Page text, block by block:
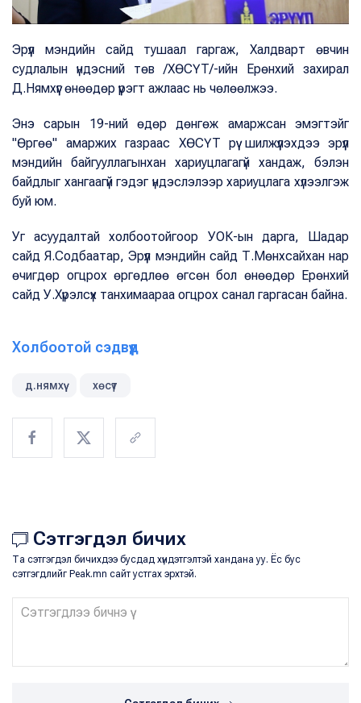
Эрүүл мэндийн сайд тушаал гаргаж, Халдварт өвчин
судлалын үндэсний төв /ХӨСҮТ/-ийн Ерөнхий захирал
Д.Нямхүүг өнөөдөр үүрэгт ажлаас нь чөлөөлжээ.
Энэ сарын 19-ний өдөр дөнгөж амаржсан эмэгтэйг
"Өргөө" амаржих газраас ХӨСҮТ рүү шилжүүлэхдээ эрүүл
мэндийн байгууллагынхан хариуцлагагүй хандаж, бэлэн
байдлыг хангаагүй гэдэг үндэслэлээр хариуцлага хүлээлгэж
буй юм.
Уг асуудалтай холбоотойгоор УОК-ын дарга, Шадар
сайд Я.Содбаатар, Эрүүл мэндийн сайд Т.Мөнхсайхан нар
өчигдөр огцрох өргөдлөө өгсөн бол өнөөдөр Ерөнхий
сайд У.Хүрэлсүх танхимаараа огцрох санал гаргасан байна.
Холбоотой сэдвүүд
д.нямхүү хөсүт
Сэтгэгдэл бичих
Та сэтгэгдэл бичихдээ бусдад хүндэтгэлтэй хандана уу. Ёс бус
сэтгэгдлийг Peak.mn сайт устгах эрхтэй.